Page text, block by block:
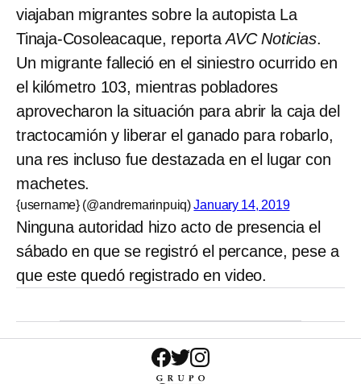
viajaban migrantes sobre la autopista La
Tinaja-Cosoleacaque, reportaAVC Noticias.
Un migrante falleció en el siniestro ocurrido en
el kilómetro 103, mientras pobladores
aprovecharon la situación para abrir la caja del
tractocamión y liberar el ganado para robarlo,
una res incluso fue destazada en el lugar con
machetes.
{username} (@andremarinpuiq)January 14, 2019
Ninguna autoridad hizo acto de presencia el
sábado en que se registró el percance, pese a
que este quedó registrado en video.